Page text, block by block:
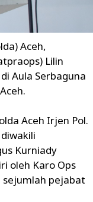
Aceh,
Lilin
Aula Serbaguna
Aceh Irjen Pol.
Kurniady
oleh Karo Ops
sejumlah pejabat